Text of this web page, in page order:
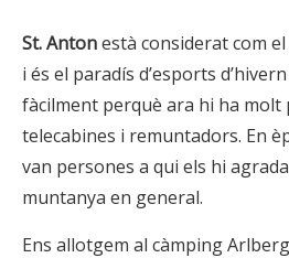
St. Antonestà considerat com
i és el paradís d’esports
fàcilment perquè ara hi ha molt
telecabines i remuntadors. En
van persones a qui els hi
muntanya en general.
Ens allotgem al càmping